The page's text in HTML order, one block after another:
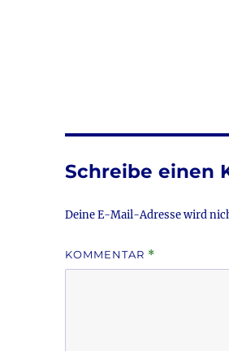
Schreibe einen
Deine E-Mail-Adresse wird
KOMMENTAR *